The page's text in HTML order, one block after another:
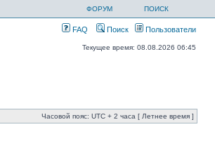
ФОРУМ ПОИСК
FAQ Поиск Пользователи
Текущее время: 08.08.2026 06:45
Часовой пояс: UTC + 2 часа [ Летнее время ]